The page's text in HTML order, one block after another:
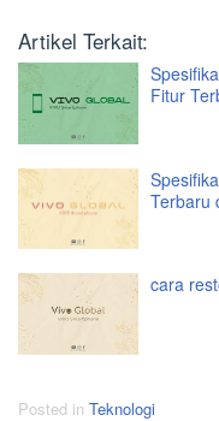
Artikel Terkait:
Fitur
Terbaru
cara
Posted in Teknologi